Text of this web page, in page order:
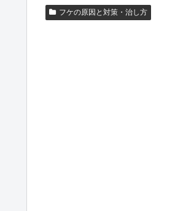
フケの原因と対策・治し方